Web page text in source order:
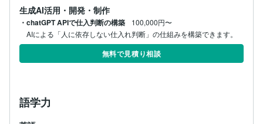
生成AI活用・開発・制作
・chatGPT APIで仕入判断の構築
100,000円〜
AIによる「人に依存しない仕入れ判断」の仕組みを構築できます。
無料で見積り相談
語学力